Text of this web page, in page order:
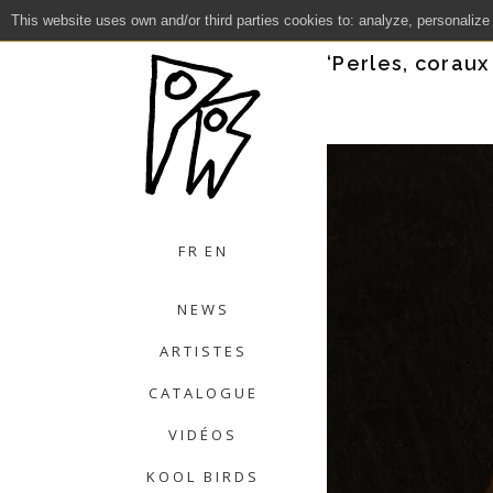
This website uses own and/or third parties cookies to: analyze,
Close
FR EN
NEWS
ARTISTES
CATALOGUE
VIDÉOS
KOOL BIRDS
‘Perles,